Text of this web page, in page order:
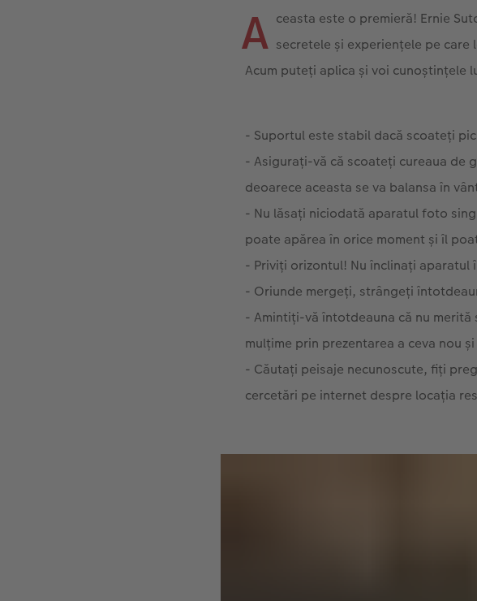
A ceasta este o premieră! Ernie
secretele și experiențele pe
Acum puteți aplica și voi cunoștințele
- Suportul este stabil dacă scoateți
- Asigurați-vă că scoateți cureaua
deoarece aceasta se va balansa în
- Nu lăsați niciodată aparatul foto
poate apărea în orice moment și îl
- Priviți orizontul! Nu înclinați aparatul
- Oriunde mergeți, strângeți
- Amintiți-vă întotdeauna că nu
mulțime prin prezentarea a ceva nou și
- Căutați peisaje necunoscute, fiți
cercetări pe internet despre locația